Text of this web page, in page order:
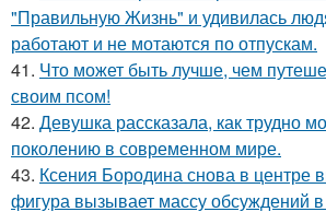
"Правильную Жизнь" и удивилась
работают и не мотаются по отпускам.
41. Что может быть лучше, чем
своим псом!
42. Девушка рассказала, как трудно
поколению в современном мире.
43. Ксения Бородина снова в центре
фигура вызывает массу обсуждений в